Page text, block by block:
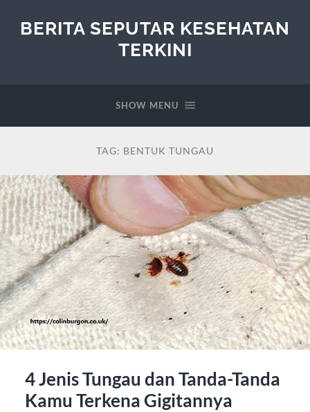
BERITA SEPUTAR KESEHATAN
TERKINI
SHOW MENU
TAG: BENTUK TUNGAU
4 Jenis Tungau dan Tanda-Tanda
Kamu Terkena Gigitannya